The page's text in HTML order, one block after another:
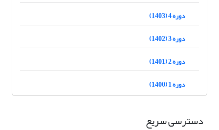
دوره 4 (1403)
دوره 3 (1402)
دوره 2 (1401)
دوره 1 (1400)
دسترسی سریع